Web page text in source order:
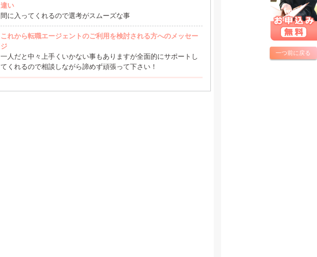
一つ前に戻る
違い
間に入ってくれるので選考がスムーズな事
これから転職エージェントのご利用を検討される方へのメッセー
ジ
一人だと中々上手くいかない事もありますが全面的にサポートし
てくれるので相談しながら諦めず頑張って下さい！